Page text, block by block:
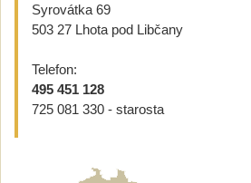
Syrovátka 69
503 27 Lhota pod Libčany
Telefon:
495 451 128
725 081 330 - starosta